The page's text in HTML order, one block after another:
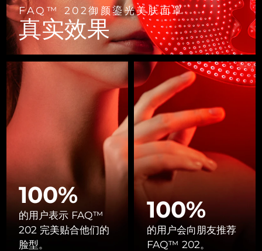
FAQ™ 202御颜鎏光美肤面罩
真实效果
100%
的用户表示 FAQ™
202 完美贴合他们的
脸型。
100%
的用户会向朋友推荐
FAQ™ 202。
LUNA™ 护肤
Premium cleansers & balm
LUNA™ 设备
All facial cleansing devices
面膜
Rejuvenation & hydration
UFO™ 设备
All deep facial hydration devices
issa™ Teeth Whitening Set
Dual LED + sonic device & 18% PAP gel
ISSA™ 设备
All silicone sonic toothbrushes
FAQ™ 103
Luxurious clinical anti-aging set
FAQ™ P1 Primer
Manuka honey primer
FAQ™护肤品
All FAQ™ skincare
FAQ™产品
All anti-aging treatments
FAQ™ 211
Anti-aging neck & décolleté LED mask
FAQ™ 221
Anti-aging LED hand mask
FAQ™护肤品
All FAQ™ skincare
FAQ™产品
All LED treatments
FAQ™ Scalp Serum
Scalp recovery probiotic serum
FAQ™护肤品
All FAQ™ skincare
FAQ™产品
All hair treatments
FAQ™ 502
Full-Spectrum Red Light Therapy
FAQ™ Red Light Serum
FAQ™ skincare
All FAQ™ skincare
FAQ™ products
All toning treatments
保健品
专业治疗
PEACH™ 2 Pro Max
Professional IPL hair removal device
PEACH™ 2
IPL hair removal
身体护理
BEAR™ 2 body
Microcurrent body toning
LUNA™ 4 body
Massaging body brush
痘肌护理
ESPADA™ 2 plus
Recurring acne LED therapy
眼部护理
BEAR™ 2 eyes & lips
Microcurrent line smoothing device
捷克 预计送达日期9/8/26
丹麦 预计送达日期9/8/26
爱沙尼亚 预计送达日期9/8/26
芬兰 预计送达日期
预计送达日期9/8/26
法属波利尼西亚 预计送达日期13/8/26
德国 预计送达日期
直布罗陀 预计送达日期
希腊 预计送达日期9/8/26